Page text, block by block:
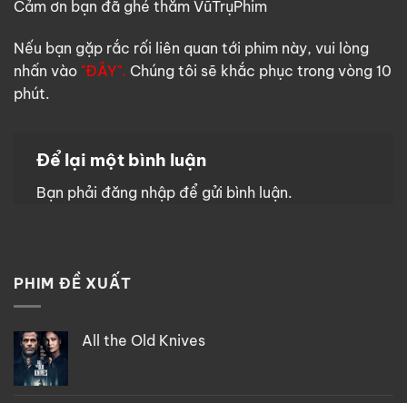
Cảm ơn bạn đã ghé thăm VũTrụPhim
Nếu bạn gặp rắc rối liên quan tới phim này, vui lòng
nhấn vào "ĐÂY". Chúng tôi sẽ khắc phục trong vòng 10
phút.
Để lại một bình luận
Bạn phải đăng nhập để gửi bình luận.
PHIM ĐỀ XUẤT
All the Old Knives